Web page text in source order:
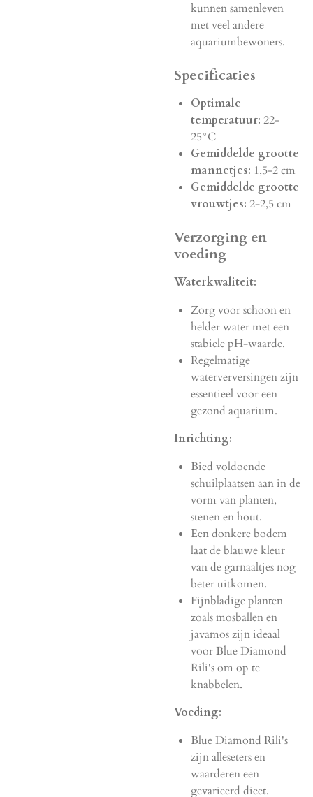
kunnen samenleven
met veel andere
aquariumbewoners.
Specificaties
Optimale
temperatuur: 22-
25°C
Gemiddelde grootte
mannetjes: 1,5-2 cm
Gemiddelde grootte
vrouwtjes: 2-2,5 cm
Verzorging en
voeding
Waterkwaliteit:
Zorg voor schoon en
helder water met een
stabiele pH-waarde.
Regelmatige
waterverversingen zijn
essentieel voor een
gezond aquarium.
Inrichting:
Bied voldoende
schuilplaatsen aan in de
vorm van planten,
stenen en hout.
Een donkere bodem
laat de blauwe kleur
van de garnaaltjes nog
beter uitkomen.
Fijnbladige planten
zoals mosballen en
javamos zijn ideaal
voor Blue Diamond
Rili's om op te
knabbelen.
Voeding:
Blue Diamond Rili's
zijn alleseters en
waarderen een
gevarieerd dieet.